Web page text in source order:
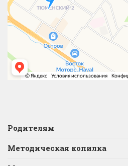
Родителям
Методическая копилка